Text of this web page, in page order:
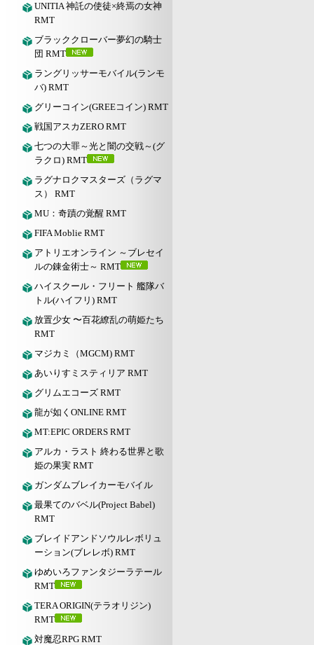
UNITIA 神託の使徒×終焉の女神
RMT
ブラッククローバー夢幻の騎士
団 RMT
ラングリッサーモバイル(ランモ
バ) RMT
グリーコイン(GREEコイン) RMT
戦国アスカZERO RMT
七つの大罪～光と闇の交戦～(グ
ラクロ) RMT
ラグナロクマスターズ（ラグマ
ス） RMT
MU：奇蹟の覚醒 RMT
FIFA Moblie RMT
アトリエオンライン ～ブレセイ
ルの錬金術士～ RMT
ハイスクール・フリート 艦隊バ
トル(ハイフリ) RMT
放置少女 〜百花繚乱の萌姫たち
RMT
マジカミ（MGCM) RMT
あいりすミスティリア RMT
グリムエコーズ RMT
龍が如くONLINE RMT
MT:EPIC ORDERS RMT
アルカ・ラスト 終わる世界と歌
姫の果実 RMT
ガンダムブレイカーモバイル
最果てのバベル(Project Babel)
RMT
ブレイドアンドソウルレボリュ
ーション(ブレレボ) RMT
ゆめいろファンタジーラテール
RMT
TERA ORIGIN(テラオリジン)
RMT
対魔忍RPG RMT